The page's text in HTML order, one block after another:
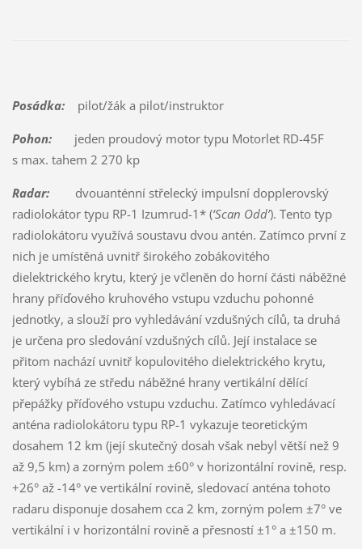
Posádka:pilot/žák a pilot/instruktor
Pohon:jeden proudový motor typu Motorlet RD-45F
s max. tahem 2 270 kp
Radar:dvouanténní střelecký impulsní dopplerovský
radiolokátor typu RP-1 Izumrud-1* (‘Scan Odd’). Tento typ
radiolokátoru využívá soustavu dvou antén. Zatímco první z
nich je umístěná uvnitř širokého zobákovitého
dielektrického krytu, který je včleněn do horní části náběžné
hrany příďového kruhového vstupu vzduchu pohonné
jednotky, a slouží pro vyhledávání vzdušných cílů, ta druhá
je určena pro sledování vzdušných cílů. Její instalace se
přitom nachází uvnitř kopulovitého dielektrického krytu,
který vybíhá ze středu náběžné hrany vertikální dělící
přepážky příďového vstupu vzduchu. Zatímco vyhledávací
anténa radiolokátoru typu RP-1 vykazuje teoretickým
dosahem 12 km (její skutečný dosah však nebyl větší než 9
až 9,5 km) a zorným polem ±60° v horizontální rovině, resp.
+26° až -14° ve vertikální rovině, sledovací anténa tohoto
radaru disponuje dosahem cca 2 km, zorným polem ±7° ve
vertikální i v horizontální rovině a přesností ±1° a ±150 m.